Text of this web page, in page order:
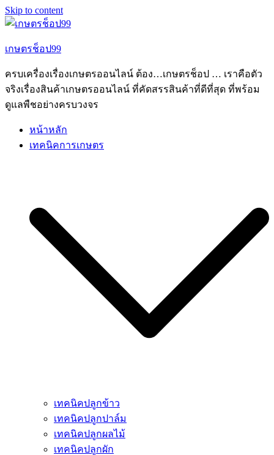
Skip to content
เกษตรช็อป99
ครบเครื่องเรื่องเกษตรออนไลน์ ต้อง…เกษตรช็อป … เราคือตัว
จริงเรื่องสินค้าเกษตรออนไลน์ ที่คัดสรรสินค้าที่ดีที่สุด ที่พร้อม
ดูแลพืชอย่างครบวงจร
หน้าหลัก
เทคนิคการเกษตร
เทคนิคปลูกข้าว
เทคนิคปลูกปาล์ม
เทคนิคปลูกผลไม้
เทคนิคปลูกผัก